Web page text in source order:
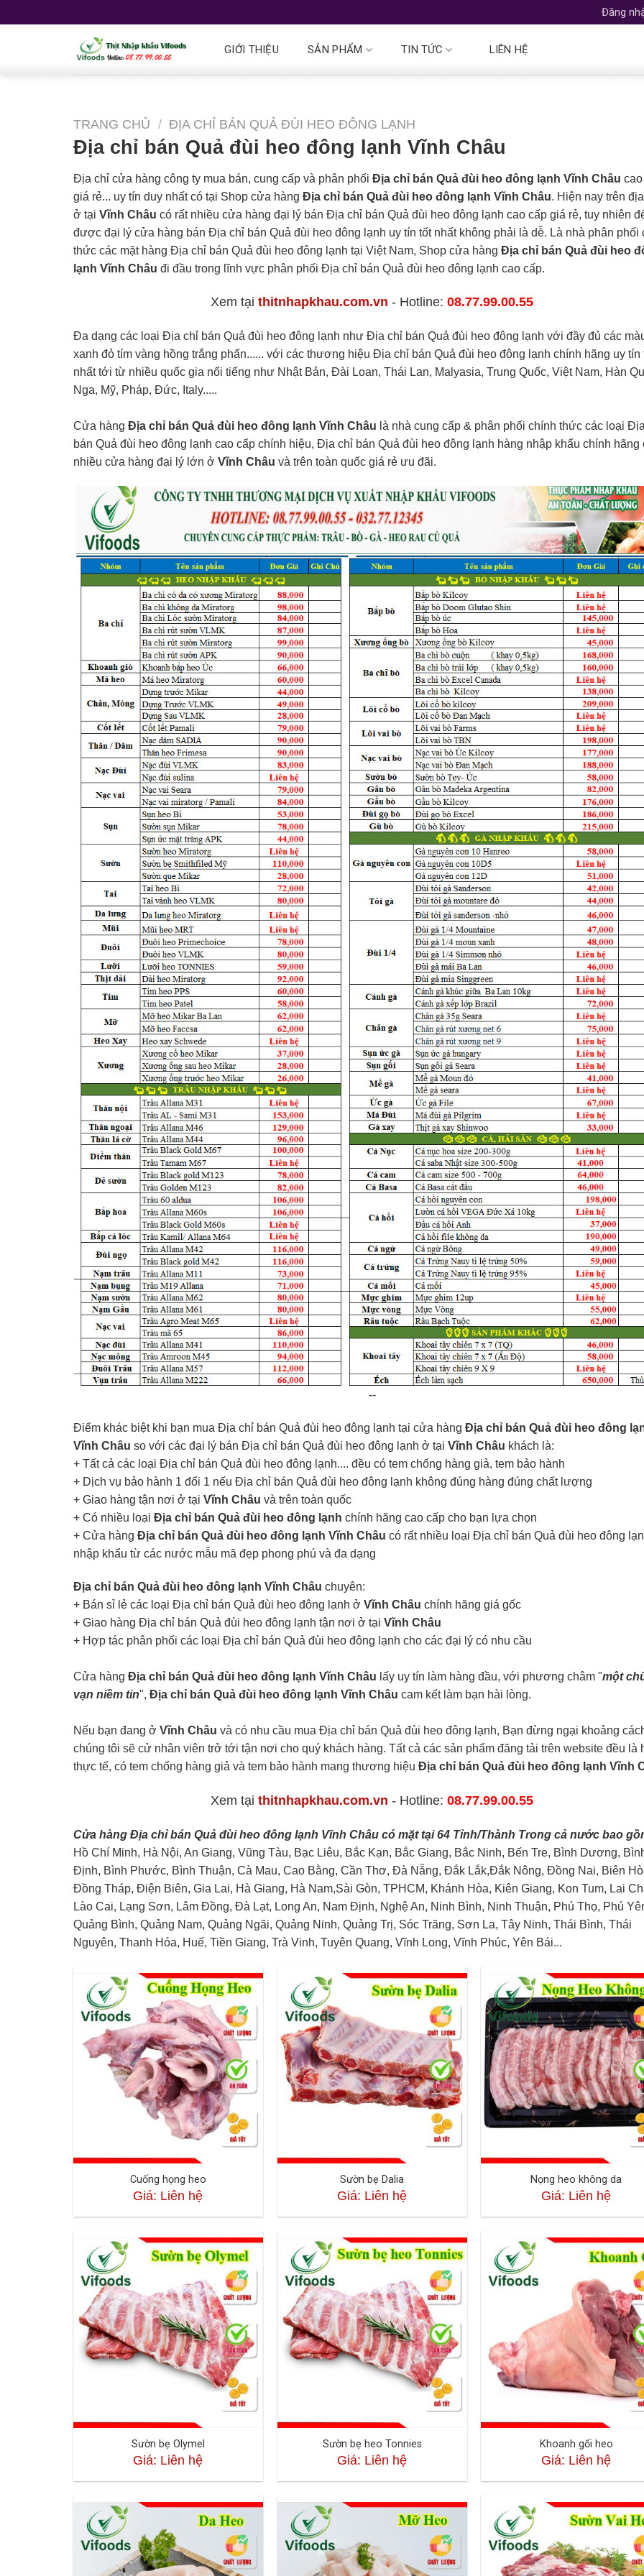
Đăng
GIỚI THIỆU SẢN PHẨM TIN TỨC LIÊN HỆ
TRANG CHỦ / ĐỊA CHỈ BÁN QUẢ ĐÙI HEO ĐÔNG LẠNH
Địa chỉ bán Quả đùi heo đông lạnh Vĩnh Châu
Địa chỉ cửa hàng công ty mua bán, cung cấp và phân phối Địa chỉ bán Quả đùi heo đông lạnh Vĩnh Châu
giá rẻ... uy tín duy nhất có tại Shop cửa hàng Địa chỉ bán Quả đùi heo đông lạnh Vĩnh Châu. Hiện nay trên
ở tại Vĩnh Châu có rất nhiều cửa hàng đại lý bán Địa chỉ bán Quả đùi heo đông lạnh cao cấp giá rẻ, tuy nhiên
được đại lý cửa hàng bán Địa chỉ bán Quả đùi heo đông lạnh uy tín tốt nhất không phải là dễ. Là nhà phân phối
thức các mặt hàng Địa chỉ bán Quả đùi heo đông lạnh tại Việt Nam, Shop cửa hàng Địa chỉ bán Quả đùi heo
lạnh Vĩnh Châu đi đầu trong lĩnh vực phân phối Địa chỉ bán Quả đùi heo đông lạnh cao cấp.
Xem tạithitnhapkhau.com.vn - Hotline:08.77.99.00.55
Đa dạng các loại Địa chỉ bán Quả đùi heo đông lạnh như Địa chỉ bán Quả đùi heo đông lạnh với đầy đủ các
xanh đỏ tím vàng hồng trắng phấn...... với các thương hiệu Địa chỉ bán Quả đùi heo đông lạnh chính hãng uy tín
nhất tới từ nhiều quốc gia nổi tiếng như Nhật Bản, Đài Loan, Thái Lan, Malyasia, Trung Quốc, Việt Nam, Hàn
Nga, Mỹ, Pháp, Đức, Italy.....
Cửa hàng Địa chỉ bán Quả đùi heo đông lạnh Vĩnh Châu là nhà cung cấp & phân phối chính thức các loại
bán Quả đùi heo đông lạnh cao cấp chính hiệu, Địa chỉ bán Quả đùi heo đông lạnh hàng nhập khẩu chính hãng
nhiều cửa hàng đại lý lớn ở Vĩnh Châu và trên toàn quốc giá rẻ ưu đãi.
--
Điểm khác biệt khi bạn mua Địa chỉ bán Quả đùi heo đông lạnh tại cửa hàng Địa chỉ bán Quả đùi heo đông
Vĩnh Châu so với các đại lý bán Địa chỉ bán Quả đùi heo đông lạnh ở tại Vĩnh Châu khách là:
+ Tất cả các loại Địa chỉ bán Quả đùi heo đông lạnh.... đều có tem chống hàng giả, tem bảo hành
+ Dịch vụ bảo hành 1 đổi 1 nếu Địa chỉ bán Quả đùi heo đông lạnh không đúng hàng đúng chất lượng
+ Giao hàng tận nơi ở tại Vĩnh Châu và trên toàn quốc
+ Có nhiều loại Địa chỉ bán Quả đùi heo đông lạnh chính hãng cao cấp cho bạn lựa chọn
+ Cửa hàng Địa chỉ bán Quả đùi heo đông lạnh Vĩnh Châu có rất nhiều loại Địa chỉ bán Quả đùi heo đông
nhập khẩu từ các nước mẫu mã đẹp phong phú và đa dạng
Địa chỉ bán Quả đùi heo đông lạnh Vĩnh Châu chuyên:
+ Bán sỉ lẻ các loại Địa chỉ bán Quả đùi heo đông lạnh ở Vĩnh Châu chính hãng giá gốc
+ Giao hàng Địa chỉ bán Quả đùi heo đông lạnh tận nơi ở tại Vĩnh Châu
+ Hợp tác phân phối các loại Địa chỉ bán Quả đùi heo đông lạnh cho các đại lý có nhu cầu
Cửa hàng Địa chỉ bán Quả đùi heo đông lạnh Vĩnh Châu lấy uy tín làm hàng đầu, với phương châm "một
vạn niềm tin", Địa chỉ bán Quả đùi heo đông lạnh Vĩnh Châu cam kết làm bạn hài lòng.
Nếu bạn đang ở Vĩnh Châu và có nhu cầu mua Địa chỉ bán Quả đùi heo đông lạnh, Bạn đừng ngại khoảng
chúng tôi sẽ cử nhân viên trở tới tận nơi cho quý khách hàng. Tất cả các sản phẩm đăng tải trên website đều là
thực tế, có tem chống hàng giả và tem bảo hành mang thương hiệu Địa chỉ bán Quả đùi heo đông lạnh Vĩnh
Xem tạithitnhapkhau.com.vn - Hotline:08.77.99.00.55
Cửa hàng Địa chỉ bán Quả đùi heo đông lạnh Vĩnh Châu có mặt tại 64 Tỉnh/Thành Trong cả nước bao
Hồ Chí Minh, Hà Nội, An Giang, Vũng Tàu, Bạc Liêu, Bắc Kạn, Bắc Giang, Bắc Ninh, Bến Tre, Bình Dương,
Định, Bình Phước, Bình Thuận, Cà Mau, Cao Bằng, Cần Thơ, Đà Nẵng, Đắk Lắk,Đắk Nông, Đồng Nai, Biên
Đồng Tháp, Điện Biên, Gia Lai, Hà Giang, Hà Nam,Sài Gòn, TPHCM, Khánh Hòa, Kiên Giang, Kon Tum, Lai
Lào Cai, Lạng Sơn, Lâm Đồng, Đà Lạt, Long An, Nam Định, Nghệ An, Ninh Bình, Ninh Thuận, Phú Thọ, Phú
Quảng Bình, Quảng Nam, Quảng Ngãi, Quảng Ninh, Quảng Trị, Sóc Trăng, Sơn La, Tây Ninh, Thái Bình, Thái
Nguyên, Thanh Hóa, Huế, Tiền Giang, Trà Vinh, Tuyên Quang, Vĩnh Long, Vĩnh Phúc, Yên Bái...
Cuống họng heo
Giá: Liên hệ
Sườn bẹ Dalia
Giá: Liên hệ
Nọng heo không da
Giá: Liên hệ
Sườn bẹ Olymel
Giá: Liên hệ
Sườn bẹ heo Tonnies
Giá: Liên hệ
Khoanh gối heo
Giá: Liên hệ